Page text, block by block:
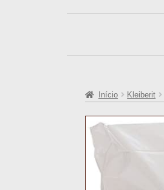
Início Kleiberit